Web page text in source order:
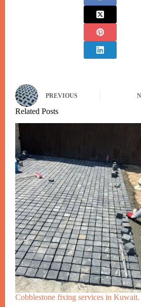
PREVIOUS
Related Posts
Cobblestone fixing services in Kuwait.